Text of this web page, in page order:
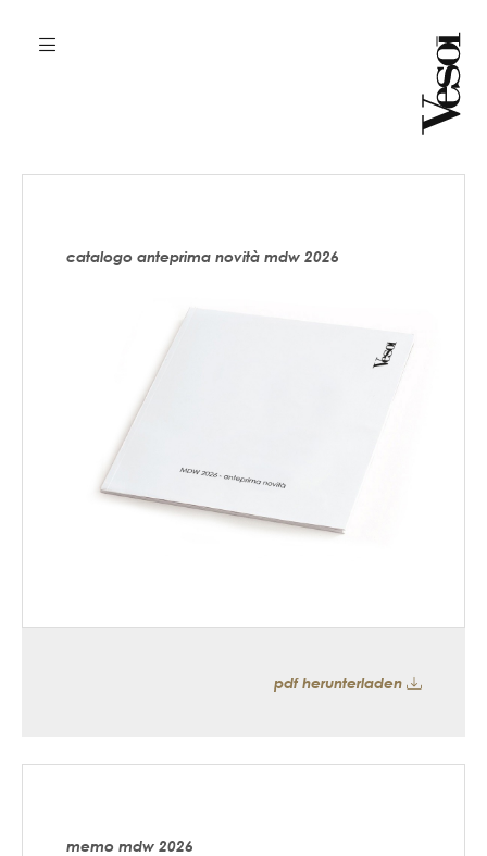
catalogo anteprima novità mdw 2026
pdf herunterladen
memo mdw 2026